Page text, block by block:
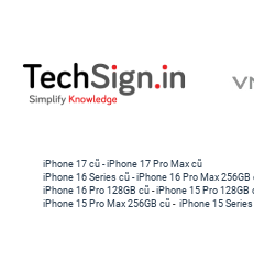
iPhone 17 cũ -iPhone 17 Pro Max cũ
iPhone 16 Series cũ - iPhone 16 Pro Max 256GB
iPhone 16 Pro 128GB cũ -iPhone 15 Pro 128GB
iPhone 15 Pro Max 256GB cũ - iPhone 15